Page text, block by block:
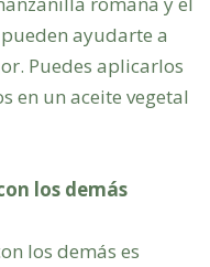
ayudarte a
Puedes aplicarlos
en un aceite vegetal
los demás
los demás es